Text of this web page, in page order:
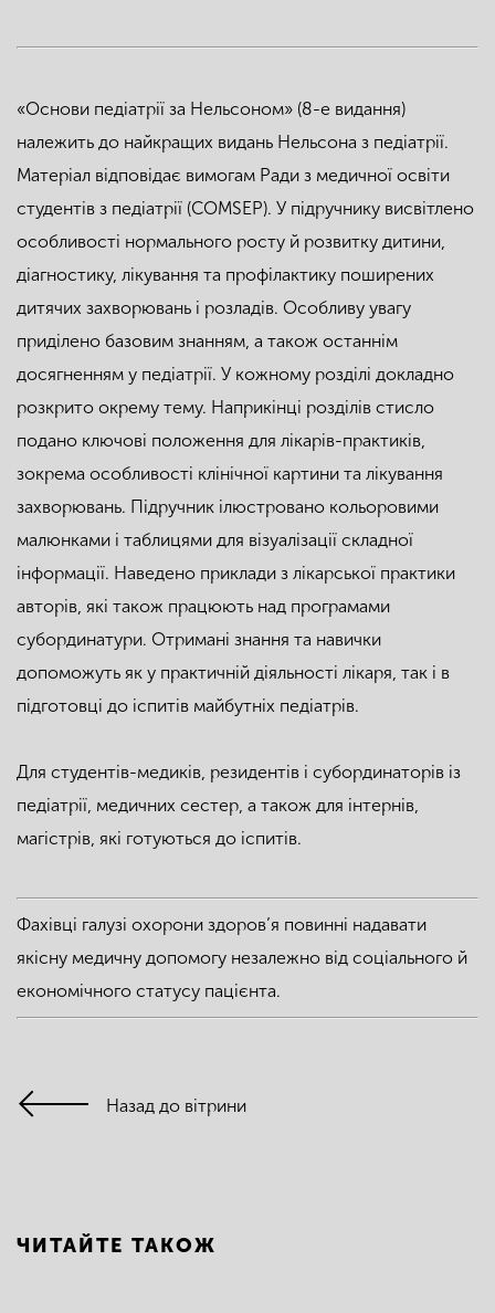
«Основи педіатрії за Нельсоном» (8-е видання)
належить до найкращих видань Нельсона з педіатрії.
Матеріал відповідає вимогам Ради з медичної освіти
студентів з педіатрії (COMSEP). У підручнику висвітлено
особливості нормального росту й розвитку дитини,
діагностику, лікування та профілактику поширених
дитячих захворювань і розладів. Особливу увагу
приділено базовим знанням, а також останнім
досягненням у педіатрії. У кожному розділі докладно
розкрито окрему тему. Наприкінці розділів стисло
подано ключові положення для лікарів-практиків,
зокрема особливості клінічної картини та лікування
захворювань. Підручник ілюстровано кольоровими
малюнками і таблицями для візуалізації складної
інформації. Наведено приклади з лікарської практики
авторів, які також працюють над програмами
субординатури. Отримані знання та навички
допоможуть як у практичній діяльності лікаря, так і в
підготовці до іспитів майбутніх педіатрів.
Для студентів-медиків, резидентів і субординаторів із
педіатрії, медичних сестер, а також для інтернів,
магістрів, які готуються до іспитів.
Фахівці галузі охорони здоров’я повинні надавати
якісну медичну допомогу незалежно від соціального й
економічного статусу пацієнта.
Назад до вітрини
ЧИТАЙТЕ ТАКОЖ